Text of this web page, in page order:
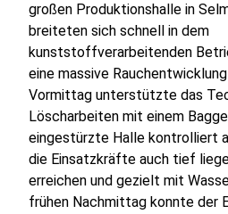
großen Produktionshalle in
breiteten sich schnell in dem
kunststoffverarbeitenden
eine massive
Vormittag unterstützte das
Löscharbeiten mit einem
eingestürzte Halle kontrolliert
die Einsatzkräfte auch tief
erreichen und gezielt mit
frühen Nachmittag konnte der